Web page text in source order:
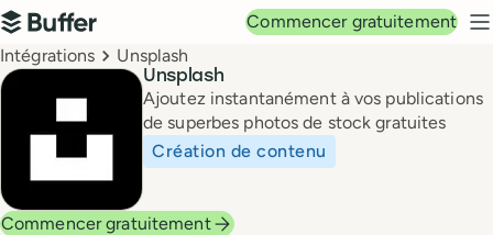
Navigation principale
Buffer
Commencer gratuitement
Breadcrumbs
Intégrations Unsplash
Unsplash
Ajoutez instantanément à vos publications
de superbes photos de stock gratuites
Création de contenu
Commencer gratuitement